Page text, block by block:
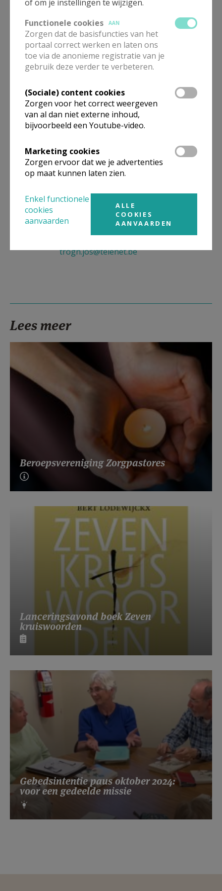
contact: Lena Selleslagh |
selleslaghlena@gmail.com
Inspiratie Liturgie: ondersteunt de liturgie in de
gemeenschappen
frie.niesten@telenet.be
Catechese: coördineert de catechese : doopsel,
eerste communie, vormsel, huwelijk
|a.vansteenweghen@gmail.com
Financies: beheert de financies
frank.clarijs@telenet.be
Parochieblad: redactie en abonnementen
contact: Jos Trogh |
trogh.jos@telenet.be
Lees meer
Beroepsvereniging Zorgpastores
Lanceringsavond boek Zeven
kruiswoorden
Gebedsintentie paus oktober 2024:
voor een gedeelde missie
of om je instellingen te wijzigen.
Functionele cookies
AAN
Zorgen dat de basisfuncties van het
portaal correct werken en laten ons
toe via de anonieme registratie van je
gebruik deze verder te verbeteren.
(Sociale) content cookies
Zorgen voor het correct weergeven
van al dan niet externe inhoud,
bijvoorbeeld een Youtube-video.
Marketing cookies
Zorgen ervoor dat we je advertenties
op maat kunnen laten zien.
Enkel functionele
cookies
aanvaarden
ALLE
COOKIES
AANVAARDEN